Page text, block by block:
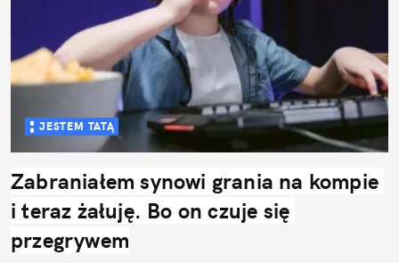
JESTEM TATĄ
Zabraniałem synowi grania na kompie
i teraz żałuję. Bo on czuje się
przegrywem